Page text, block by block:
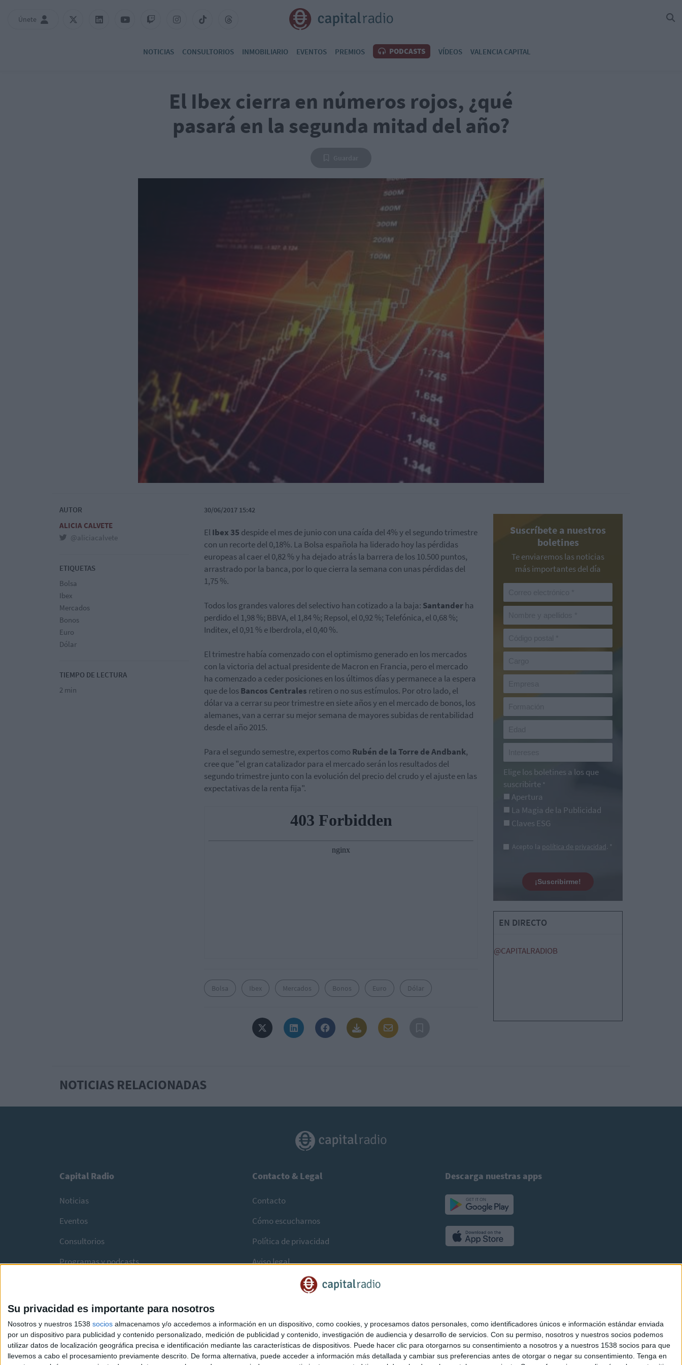
Su privacidad es importante para nosotros
Nosotros y nuestros 1538 socios almacenamos y/o accedemos a información en un dispositivo, como cookies, y procesamos datos personales, como identificadores únicos e información estándar enviada
por un dispositivo para publicidad y contenido personalizado, medición de publicidad y contenido, investigación de audiencia y desarrollo de servicios. Con su permiso, nosotros y nuestros socios podemos
utilizar datos de localización geográfica precisa e identificación mediante las características de dispositivos. Puede hacer clic para otorgarnos su consentimiento a nosotros y a nuestros 1538 socios para que
llevemos a cabo el procesamiento previamente descrito. De forma alternativa, puede acceder a información más detallada y cambiar sus preferencias antes de otorgar o negar su consentimiento. Tenga en
Únete
NOTICIAS CONSULTORIOS INMOBILIARIO EVENTOS PREMIOS PODCASTS VÍDEOS VALENCIA CAPITAL
El Ibex cierra en números rojos, ¿qué
pasará en la segunda mitad del año?
AUTOR
ALICIA CALVETE
@aliciacalvete
ETIQUETAS
Bolsa
Ibex
Mercados
Bonos
Euro
Dólar
TIEMPO DE LECTURA
2 min
30/06/2017 15:42
ElIbex 35 despide el mes de junio con una caída del 4% y el segundo trimestre
con un recorte del 0,18%. La Bolsa española ha liderado hoy las pérdidas
europeas al caer el 0,82 % y ha dejado atrás la barrera de los 10.500 puntos,
arrastrado por la banca, por lo que cierra la semana con unas pérdidas del
1,75 %.
Todos los grandes valores del selectivo han cotizado a la baja: Santanderha
perdido el 1,98 %; BBVA, el 1,84 %; Repsol, el 0,92 %; Telefónica, el 0,68 %;
Inditex, el 0,91 % e Iberdrola, el 0,40 %.
El trimestre había comenzado con el optimismo generado en los mercados
con la victoria del actual presidente de Macron en Francia, pero el mercado
ha comenzado a ceder posiciones en los últimos días y permanece a la espera
que de losBancos Centrales retiren o no sus estímulos. Por otro lado, el
dólar va a cerrar su peor trimestre en siete años y en el mercado de bonos, los
alemanes, van a cerrar su mejor semana de mayores subidas de rentabilidad
desde el año 2015.
Para el segundo semestre, expertos como Rubén de la Torre de Andbank,
cree que "el gran catalizador para el mercado serán los resultados del
segundo trimestre junto con la evolución del precio del crudo y el ajuste en las
expectativas de la renta fija".
Bolsa Ibex Mercados Bonos Euro Dólar
Suscríbete a nuestros
boletines
Te enviaremos las noticias
más importantes del día
Elige los boletines a los que
suscribirte *
Apertura
La Magia de la Publicidad
Claves ESG
Acepto la política de privacidad. *
¡Suscribirme!
EN DIRECTO
@CAPITALRADIOB
NOTICIAS RELACIONADAS
Capital Radio
Noticias
Eventos
Consultorios
Programas y podcasts
Contacto & Legal
Contacto
Cómo escucharnos
Política de privacidad
Aviso legal
Descarga nuestras apps